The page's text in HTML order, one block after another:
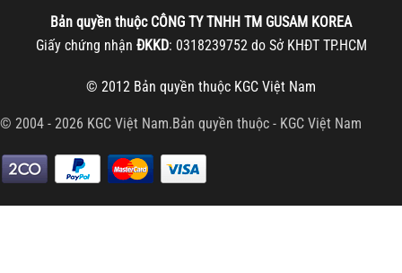
Bản quyền thuộc CÔNG TY TNHH TM GUSAM KOREA
Giấy chứng nhận ĐKKD: 0318239752 do Sở KHĐT TP.HCM
© 2012 Bản quyền thuộc KGC Việt Nam
© 2004 - 2026 KGC Việt Nam.Bản quyền thuộc - KGC Việt Nam